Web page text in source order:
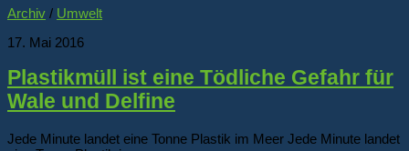
Archiv / Umwelt
17. Mai 2016
Plastikmüll ist eine Tödliche Gefahr für
Wale und Delfine
Jede Minute landet eine Tonne Plastik im Meer Jede Minute landet